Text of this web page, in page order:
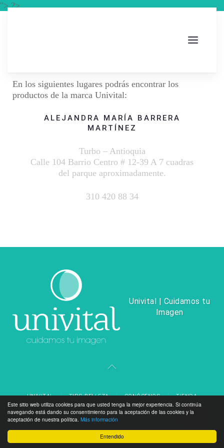
Entendido
Este sitio web utiliza cookies para que usted tenga la mejor experiencia. Si continúa
navegando está dando su consentimiento para la aceptación de las cookies y la
aceptación de nuestra política. Más información
"> ?>
En los siguientes lugares podrás encontrar los
productos de la marca Univital:
ALEJANDRA MARÍA BARRERA
MARTÍNEZ
Turbo – Antioquia
Calle 104 Barrio Centro # 12-39 A 7 cuadras
del parque aproximadamente.
310 420 88 34
Univital | Cuidamos tu
Imagen
UNIVITAL TIPS BELLEZA CONÓCENOS TIENDA
TÉRMINOS Y CONDICIONES